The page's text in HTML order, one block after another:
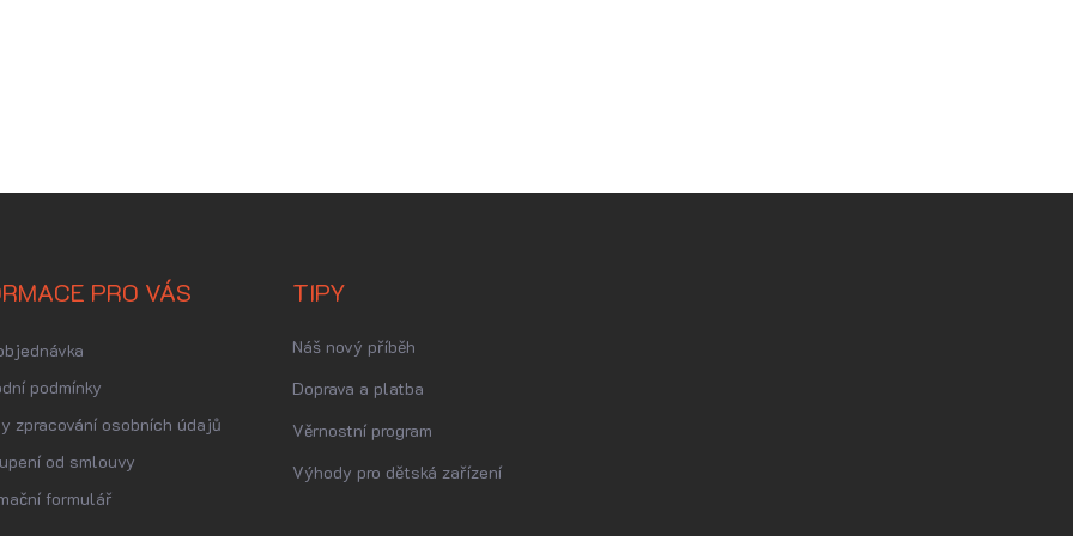
PRO VÁS
podmínky
zpracování osobních údajů
od smlouvy
formulář
TIPY
Náš nový příběh
Doprava a platba
Věrnostní program
Výhody pro dětská zařízení